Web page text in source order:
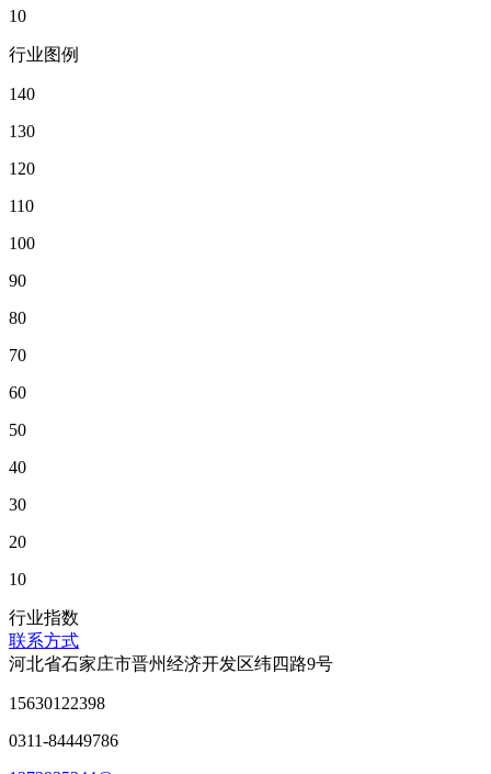
10
行业图例
140
130
120
110
100
90
80
70
60
50
40
30
20
10
行业指数
联系方式
河北省石家庄市晋州经济开发区纬四路9号
15630122398
0311-84449786